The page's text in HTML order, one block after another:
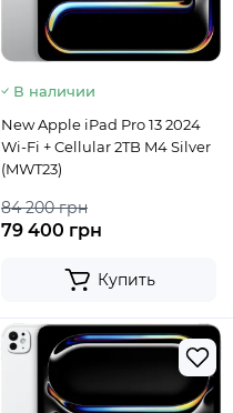
В наличии
New Apple iPad Pro 13 2024
Wi-Fi + Cellular 2TB M4 Silver
(MWT23)
84 200 грн
79 400 грн
Купить